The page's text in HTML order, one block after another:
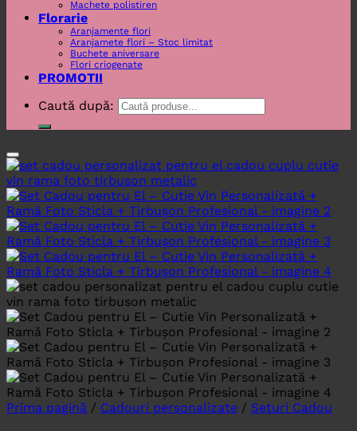
Machete polistiren
Florarie
Aranjamente flori
Aranjamete flori – Stoc limitat
Buchete aniversare
Flori criogenate
PROMOTII
Caută după:
Prima pagină / Cadouri personalizate / Seturi Cadou